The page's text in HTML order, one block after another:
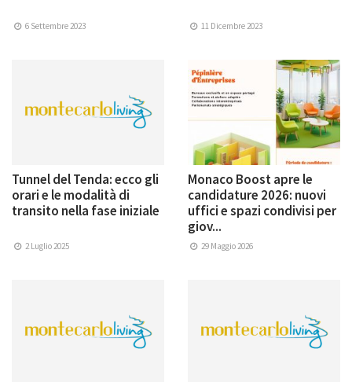
6 Settembre 2023 11 Dicembre 2023
Tunnel del Tenda: ecco gli
orari e le modalità di
transito nella fase iniziale
2 Luglio 2025
Monaco Boost apre le
candidature 2026: nuovi
uffici e spazi condivisi per
giov...
29 Maggio 2026